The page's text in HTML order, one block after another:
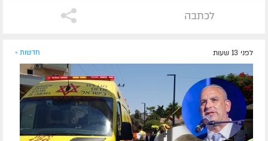
לכתבה
לפני 13 שעות חדשות »